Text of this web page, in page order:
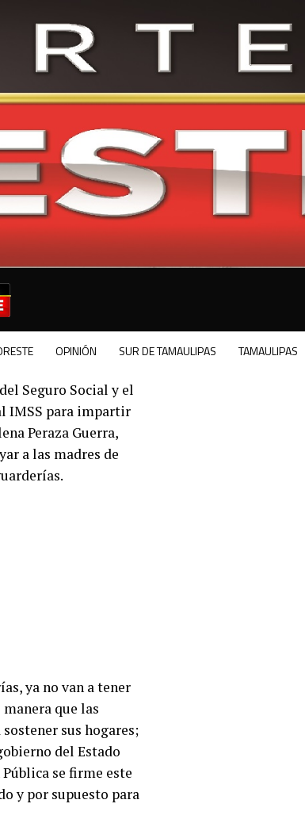
OPINIÓN SUR DE TAMAULIPAS TAMAULIPAS
Seguro Social y el
IMSS para impartir
Peraza Guerra,
a las madres de
ya no van a tener
que las
sus hogares;
del Estado
se firme este
y por supuesto para